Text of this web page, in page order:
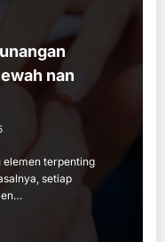
nan
elemen terpenting
setiap